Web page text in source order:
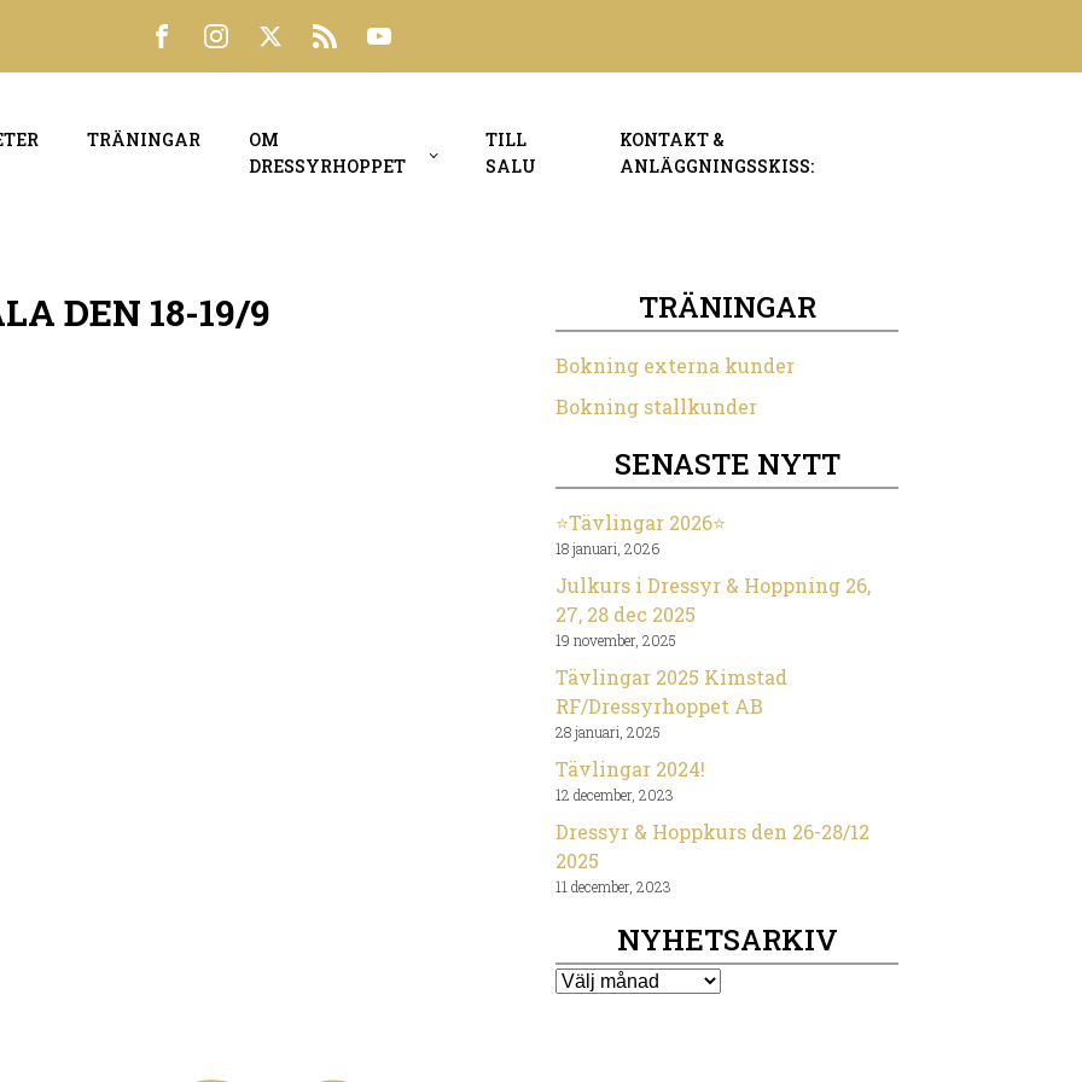
TRÄNINGAR
OM
DRESSYRHOPPET
TILL
SALU
KONTAKT &
ANLÄGGNINGSSKISS:
DEN 18-19/9 TRÄNINGAR
Bokning externa kunder
Bokning stallkunder
SENASTE NYTT
⭐️Tävlingar 2026⭐️
18 januari, 2026
Julkurs i Dressyr & Hoppning 26,
27, 28 dec 2025
19 november, 2025
Tävlingar 2025 Kimstad
RF/Dressyrhoppet AB
28 januari, 2025
Tävlingar 2024!
12 december, 2023
Dressyr & Hoppkurs den 26-28/12
2025
11 december, 2023
NYHETSARKIV
Nyhetsarkiv